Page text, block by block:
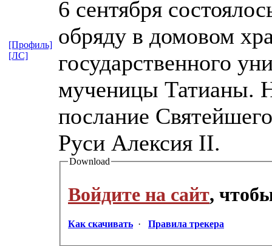
6 сентября
обряду в домовом
государственного
мученицы Татианы.
послание
Руси Алексия II.
Download
Войдите на сайт,
Как скачивать · Правила трекера
[Профиль]
[ЛС]